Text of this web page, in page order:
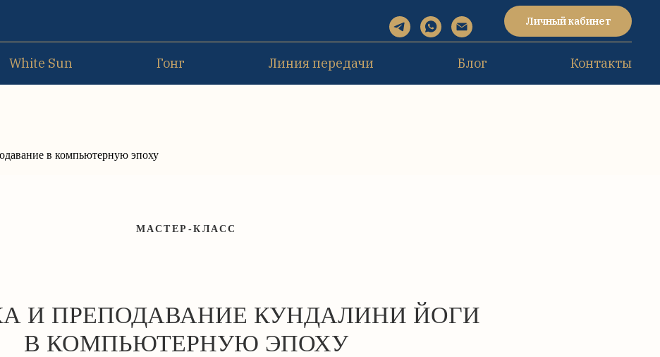
Личный кабинет
White Sun Гонг Линия передачи Блог Контакты
в компьютерную эпоху
МАСТЕР-КЛАСС
И ПРЕПОДАВАНИЕ КУНДАЛИНИ ЙОГИ
В КОМПЬЮТЕРНУЮ ЭПОХУ